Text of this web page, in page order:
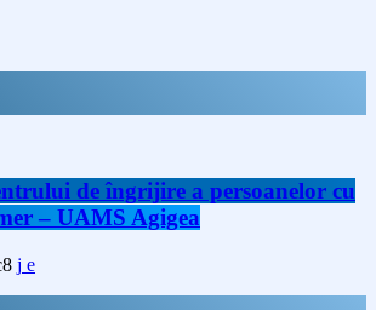
de îngrijire a persoanelor cu
– UAMS Agigea
8